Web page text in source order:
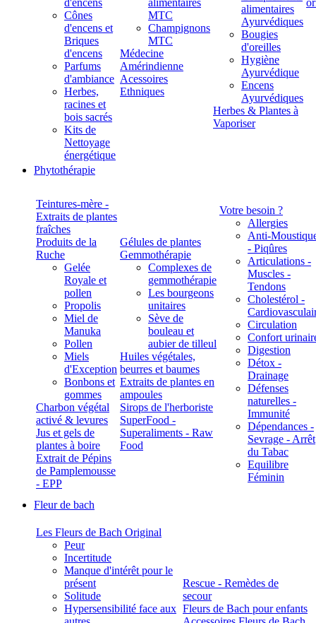
d'encens
Cônes
d'encens et
Briques
d'encens
Parfums
d'ambiance
Herbes,
racines et
bois sacrés
Kits de
Nettoyage
énergétique
alimentaires
MTC
Champignons
MTC
Médecine
Amérindienne
Acessoires
Ethniques
alimentaires
Ayurvédiques
Bougies
d'oreilles
Hygiène
Ayurvédique
Encens
Ayurvédiques
Herbes & Plantes à
Vaporiser
Phytothérapie
Teintures-mère -
Extraits de plantes
fraîches
Produits de la
Ruche
Gelée
Royale et
pollen
Propolis
Miel de
Manuka
Pollen
Miels
d'Exception
Bonbons et
gommes
Charbon végétal
activé & levures
Jus et gels de
plantes à boire
Extrait de Pépins
de Pamplemousse
- EPP
Gélules de plantes
Gemmothérapie
Complexes de
gemmothérapie
Les bourgeons
unitaires
Sève de
bouleau et
aubier de tilleul
Huiles végétales,
beurres et baumes
Extraits de plantes en
ampoules
Sirops de l'herboriste
SuperFood -
Superaliments - Raw
Food
Votre besoin ?
Allergies
Anti-
- Piqûres
Articulations -
Muscles -
Tendons
Cholestérol -
Circulation
Confort
Digestion
Détox -
Drainage
Défenses
naturelles -
Immunité
Dépendances -
Sevrage - Arrêt
du Tabac
Equilibre
Féminin
Fleur de bach
Les Fleurs de Bach Original
Peur
Incertitude
Manque d'intérêt pour le
présent
Solitude
Hypersensibilité face aux
Rescue - Remèdes de
secour
Fleurs de Bach pour enfants